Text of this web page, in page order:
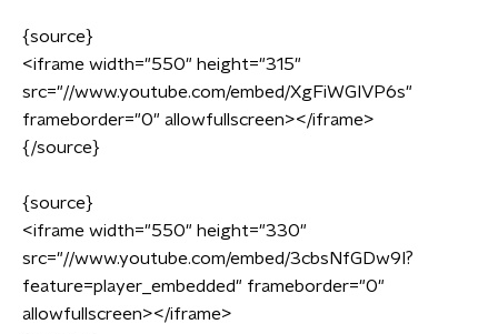
{source}
<iframe width="550" height="315"
src="//www.youtube.com/embed/XgFiWGIVP6s"
frameborder="0" allowfullscreen></iframe>
{/source}
{source}
<iframe width="550" height="330"
src="//www.youtube.com/embed/3cbsNfGDw9I?
feature=player_embedded" frameborder="0"
allowfullscreen></iframe>